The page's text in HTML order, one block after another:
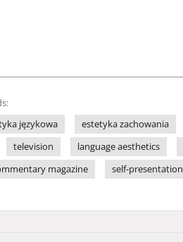
językowa estetyka zachowania
television language aesthetics
magazine
self-presentation